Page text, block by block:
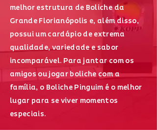
melhor estrutura de Boliche da
Grande Florianópolis e, além disso,
possui um cardápio de extrema
qualidade, variedade e sabor
incomparável. Para jantar com os
amigos ou jogar boliche com a
família, o Boliche Pinguim é o melhor
lugar para se viver momentos
especiais.